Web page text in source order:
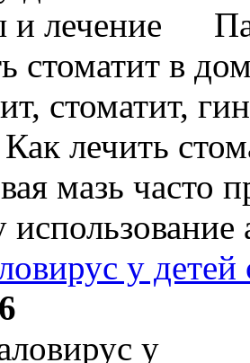
стоматит в
стоматит,
Как лечить
мазь часто
у